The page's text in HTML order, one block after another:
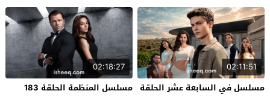
02:11:51
مسلسل في السابعة عشر الحلقة
02:18:27
مسلسل المنظمة الحلقة 183